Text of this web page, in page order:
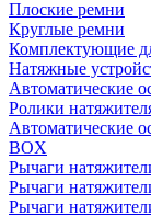
Плоские ремни
Круглые ремни
Комплектующие
Натяжные
Автоматические
Ролики
Автоматические
BOX
Рычаги
Рычаги
Рычаги